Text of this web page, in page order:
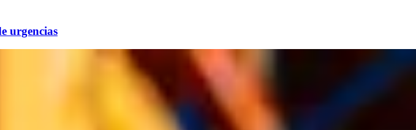
urgencias